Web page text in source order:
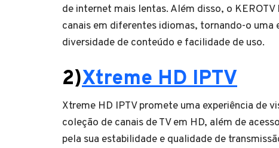
de internet mais lentas. Além disso, o
canais em diferentes idiomas, tornando-o uma
diversidade de conteúdo e facilidade de uso.
2)Xtreme HD IPTV
Xtreme HD IPTV promete uma experiência de
coleção de canais de TV em HD, além de
pela sua estabilidade e qualidade de